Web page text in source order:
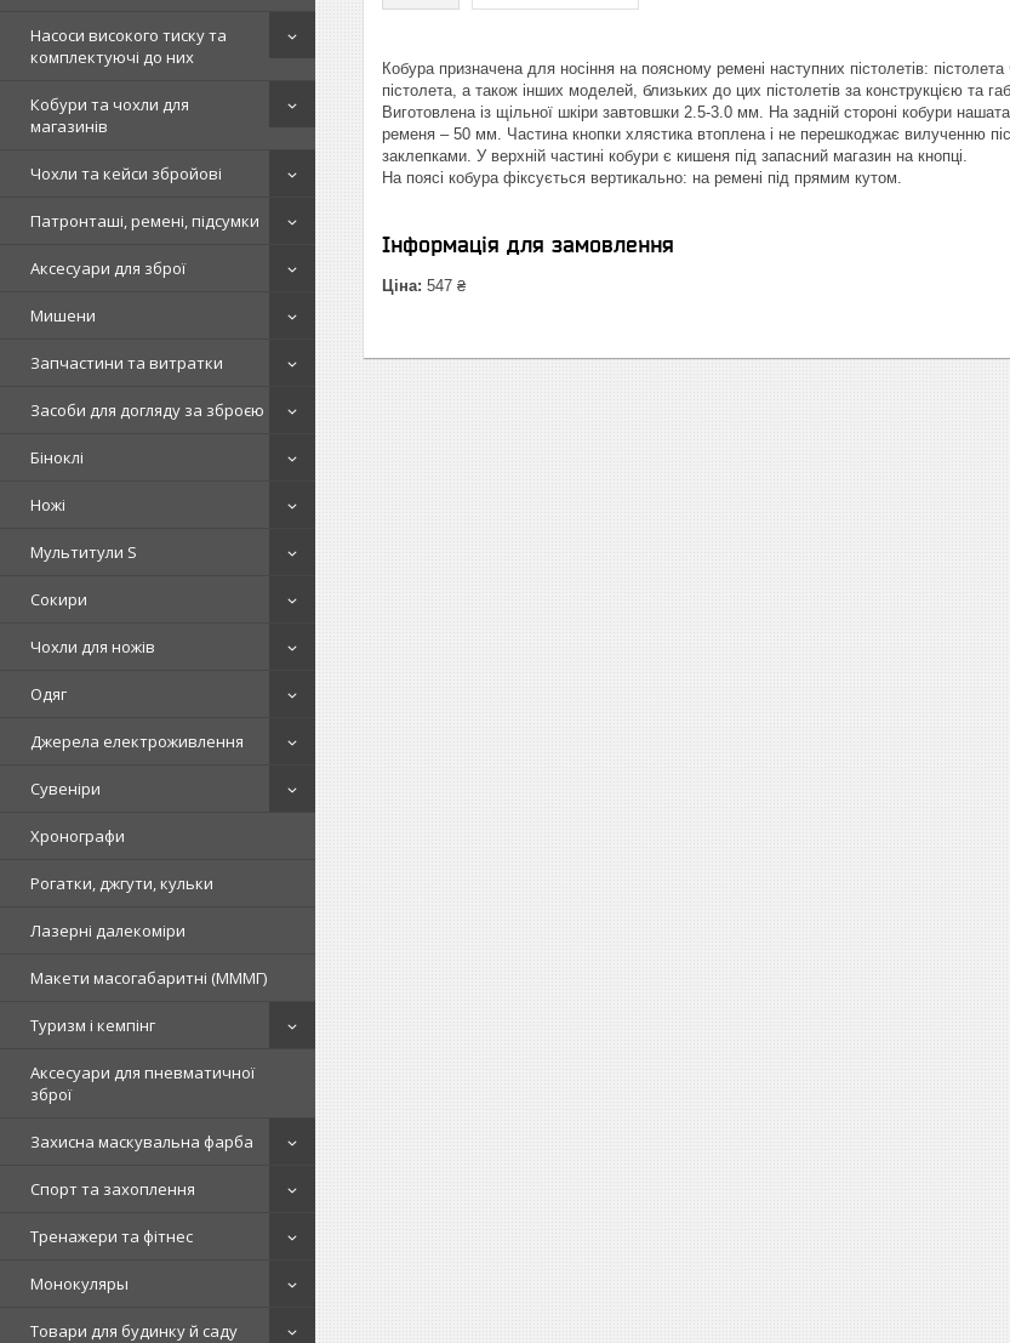
Насоси високого тиску та
комплектуючі до них
Кобури та чохли для
магазинів
Чохли та кейси збройові
Патронташі, ремені, підсумки
Аксесуари для зброї
Мишени
Запчастини та витратки
Засоби для догляду за зброєю
Біноклі
Ножі
Мультитули S
Сокири
Чохли для ножів
Одяг
Джерела електроживлення
Сувеніри
Хронографи
Рогатки, джгути, кульки
Лазерні далекоміри
Макети масогабаритні (МММГ)
Туризм і кемпінг
Аксесуари для пневматичної
зброї
Захисна маскувальна фарба
Спорт та захоплення
Тренажери та фітнес
Монокуляры
Товари для будинку й саду
Кобура призначена для носіння на поясному ремені наступних пістолетів:
пістолета, а також інших моделей, близьких до цих пістолетів за конструкцією та
Виготовлена із щільної шкіри завтовшки 2.5-3.0 мм. На задній стороні кобури
ременя – 50 мм. Частина кнопки хлястика втоплена і не перешкоджає вилученню
заклепками. У верхній частині кобури є кишеня під запасний магазин на кнопці.
На поясі кобура фіксується вертикально: на ремені під прямим кутом.
Інформація для замовлення
Ціна: 547 ₴